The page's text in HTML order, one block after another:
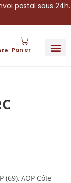
postal sous 24h.
Panier
(69), AOP Côte